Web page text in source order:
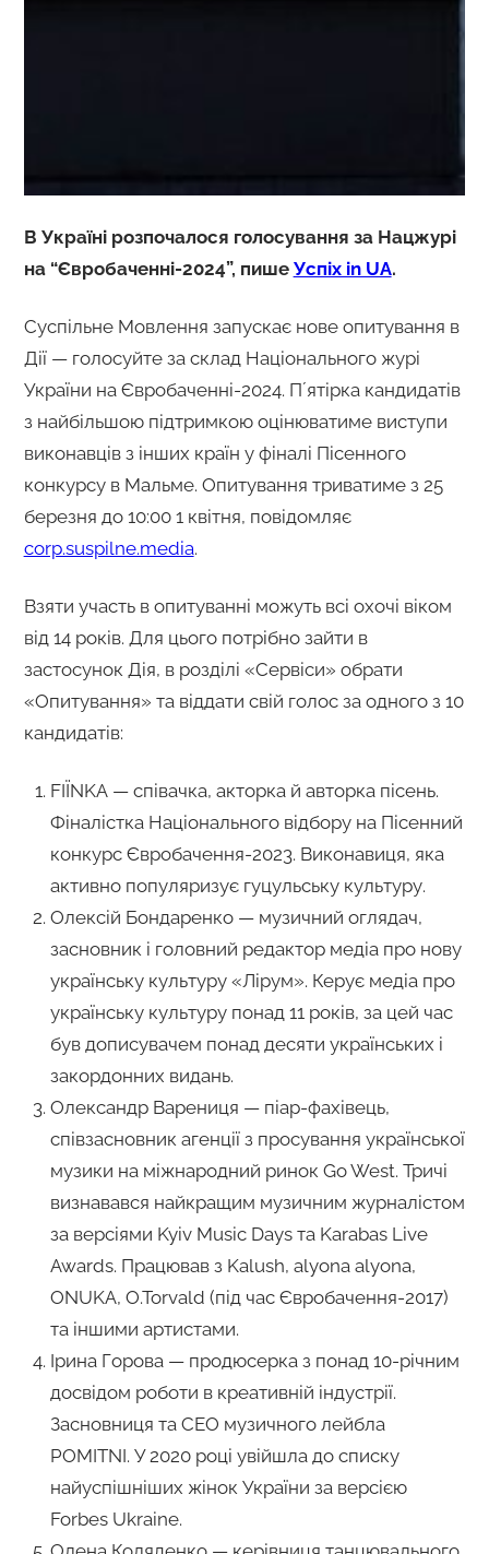
В Україні розпочалося голосування за Нацжурі
на “Євробаченні-2024”, пише Успіх in UA.
Суспільне Мовлення запускає нове опитування в
Дії — голосуйте за склад Національного журі
України на Євробаченні-2024. Пʼятірка кандидатів
з найбільшою підтримкою оцінюватиме виступи
виконавців з інших країн у фіналі Пісенного
конкурсу в Мальме. Опитування триватиме з 25
березня до 10:00 1 квітня, повідомляє
corp.suspilne.media.
Взяти участь в опитуванні можуть всі охочі віком
від 14 років. Для цього потрібно зайти в
застосунок Дія, в розділі «Сервіси» обрати
«Опитування» та віддати свій голос за одного з 10
кандидатів:
FIЇNKA — співачка, акторка й авторка пісень.
Фіналістка Національного відбору на Пісенний
конкурс Євробачення-2023. Виконавиця, яка
активно популяризує гуцульську культуру.
Олексій Бондаренко — музичний оглядач,
засновник і головний редактор медіа про нову
українську культуру «Лірум». Керує медіа про
українську культуру понад 11 років, за цей час
був дописувачем понад десяти українських і
закордонних видань.
Олександр Варениця — піар-фахівець,
співзасновник агенції з просування української
музики на міжнародний ринок Go West. Тричі
визнавався найкращим музичним журналістом
за версіями Kyiv Music Days та Karabas Live
Awards. Працював з Kalush, alyona alyona,
ONUKA, O.Torvald (під час Євробачення-2017)
та іншими артистами.
Ірина Горова — продюсерка з понад 10-річним
досвідом роботи в креативній індустрії.
Засновниця та CEO музичного лейбла
POMITNI. У 2020 році увійшла до списку
найуспішніших жінок України за версією
Forbes Ukraine.